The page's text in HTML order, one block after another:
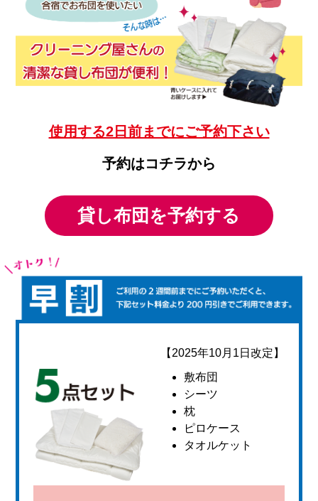
使用する2日前までにご予約下さい
予約はコチラから
貸し布団を予約する
【2025年10月1日改定】
敷布団
シーツ
枕
ピロケース
タオルケット